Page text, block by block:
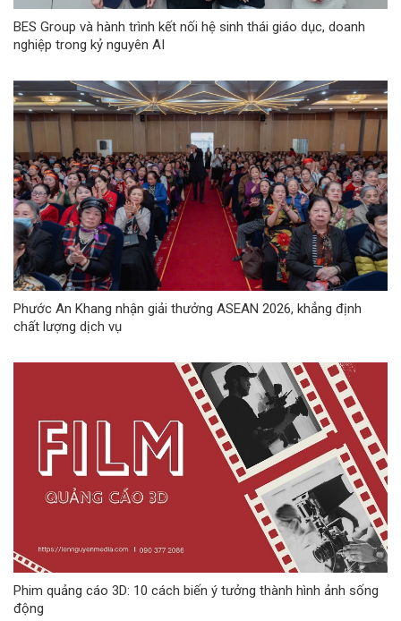
BES Group và hành trình kết nối hệ sinh thái giáo dục, doanh
nghiệp trong kỷ nguyên AI
Phước An Khang nhận giải thưởng ASEAN 2026, khẳng định
chất lượng dịch vụ
Phim quảng cáo 3D: 10 cách biến ý tưởng thành hình ảnh sống
động